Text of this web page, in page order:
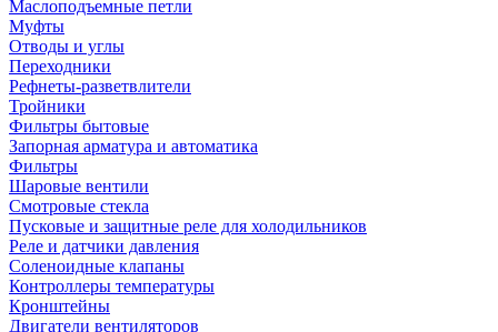
Маслоподъемные петли
Муфты
Отводы и углы
Переходники
Рефнеты-разветвлители
Тройники
Фильтры бытовые
Запорная арматура и автоматика
Фильтры
Шаровые вентили
Смотровые стекла
Пусковые и защитные реле для холодильников
Реле и датчики давления
Соленоидные клапаны
Контроллеры температуры
Кронштейны
Двигатели вентиляторов